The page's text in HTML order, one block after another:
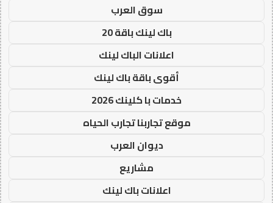
سوق العرب
باك لينك باقة 20
اعلانات الباك لينك
أقوى باقة باك لينك
خدمات با كلينك 2026
موقع تجاربنا تجارب الحياه
ديوان العرب
مشاريع
اعلانات باك لينك